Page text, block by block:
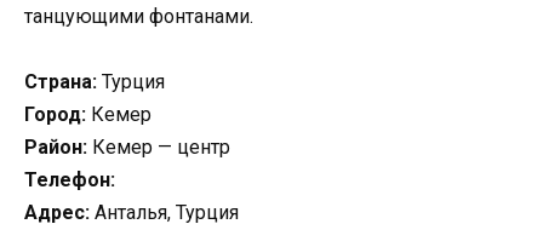
танцующими фонтанами.
Страна: Турция
Город: Кемер
Район: Кемер — центр
Телефон:
Адрес: Анталья, Турция